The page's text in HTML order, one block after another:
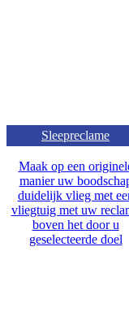
Sleepreclame
Maak op een
manier uw
duidelijk vlieg met
vliegtuig met uw
boven het door u
geselecteerde doel